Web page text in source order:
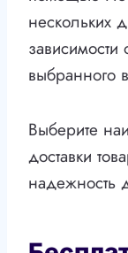
нескольких
выбранного
Выберите
доставки
надежность